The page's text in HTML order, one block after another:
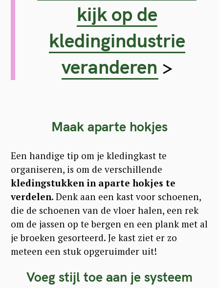
kijk op de
kledingindustrie
veranderen >
Maak aparte hokjes
Een handige tip om je kledingkast te
organiseren, is om de verschillende
kledingstukken in aparte hokjes te
verdelen. Denk aan een kast voor schoenen,
die de schoenen van de vloer halen, een rek
om de jassen op te bergen en een plank met al
je broeken gesorteerd. Je kast ziet er zo
meteen een stuk opgeruimder uit!
Voeg stijl toe aan je systeem